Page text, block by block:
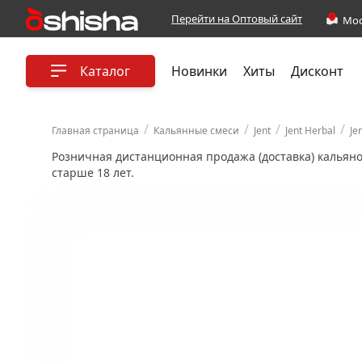
Перейти на Оптовый сайт
Каталог Новинки Хиты Дисконт
Главная страница / Кальянные смеси / Jent / Jent Herbal /
Розничная дистанционная продажа (доставка)
старше 18 лет.